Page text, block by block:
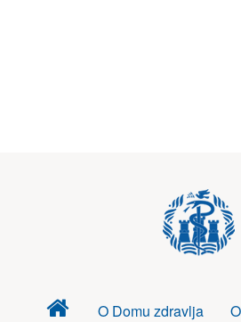
Dom
O Domu zdravlja